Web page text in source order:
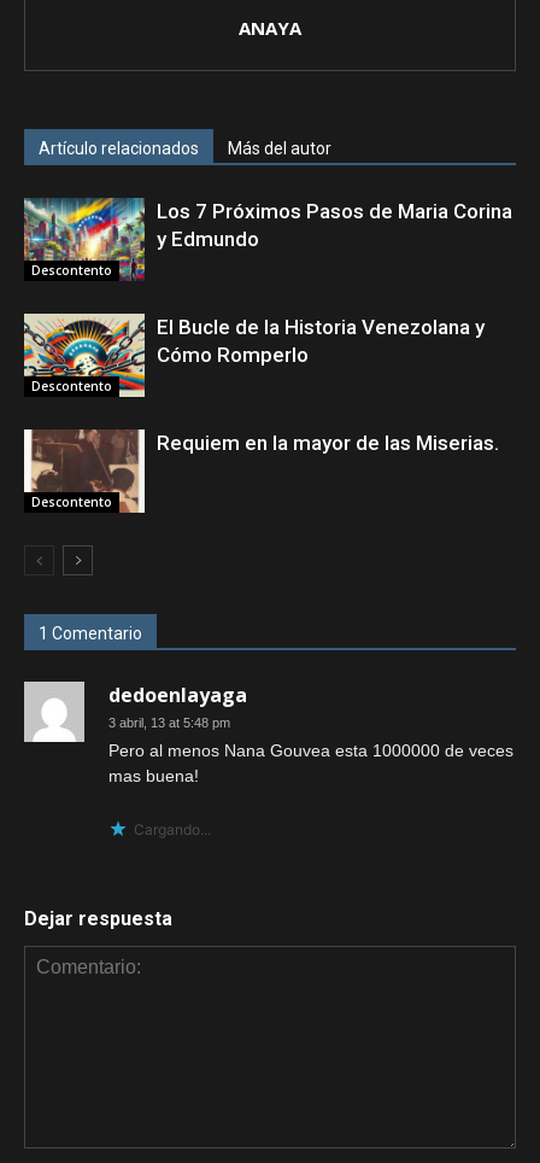
ANAYA
Artículo relacionados Más del autor
Descontento
Los 7 Próximos Pasos de Maria Corina
y Edmundo
Descontento
El Bucle de la Historia Venezolana y
Cómo Romperlo
Descontento
Requiem en la mayor de las Miserias.
1 Comentario
dedoenlayaga
3 abril, 13 at 5:48 pm
Pero al menos Nana Gouvea esta 1000000 de veces
mas buena!
Cargando...
Dejar respuesta